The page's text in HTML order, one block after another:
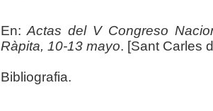
En:Actas del V Congreso
Ràpita, 10-13 mayo. [Sant Carles
Bibliografia.